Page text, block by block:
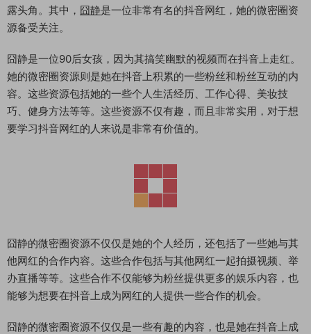
露头角。其中， 囧静是一位非常有名的抖音网红，她的微密圈资
源备受关注。
囧静是一位90后女孩，因为其搞笑幽默的视频而在抖音上走红。
她的微密圈资源则是她在抖音上积累的一些粉丝和粉丝互动的内
容。这些资源包括她的一些个人生活经历、工作心得、美妆技
巧、健身方法等等。这些资源不仅有趣，而且非常实用，对于想
要学习抖音网红的人来说是非常有价值的。
囧静的微密圈资源不仅仅是她的个人经历，还包括了一些她与其
他网红的合作内容。这些合作包括与其他网红一起拍摄视频、举
办直播等等。这些合作不仅能够为粉丝提供更多的娱乐内容，也
能够为想要在抖音上成为网红的人提供一些合作的机会。
囧静的微密圈资源不仅仅是一些有趣的内容，也是她在抖音上成